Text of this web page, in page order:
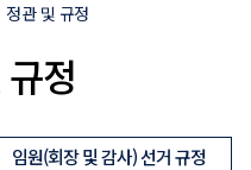
정관 및 규정
정
임원(회장 및 감사) 선거 규정